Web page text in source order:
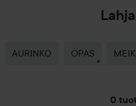
AURINKO OPAS
0